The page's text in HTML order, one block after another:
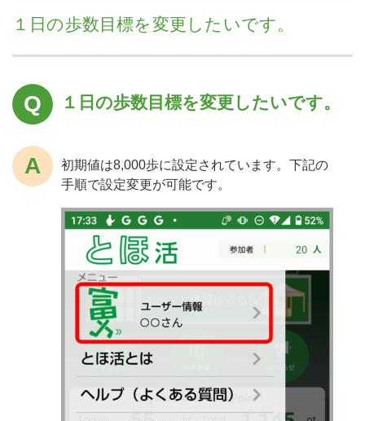
１日の歩数目標を変更したいです。
１日の歩数目標を変更したいです。
初期値は8,000歩に設定されています。下記の
手順で設定変更が可能です。